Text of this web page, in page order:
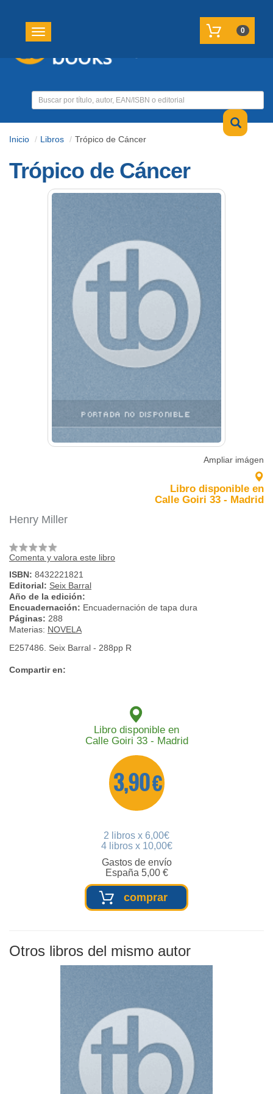
Toggle navigation 0
Inicio Libros Trópico de Cáncer
Trópico de Cáncer
Ampliar imágen
Libro disponible en
Calle Goiri 33 - Madrid
Henry Miller
Comenta y valora este libro
ISBN: 8432221821
Editorial: Seix Barral
Año de la edición:
Encuadernación: Encuadernación de tapa dura
Páginas: 288
Materias: NOVELA
E257486. Seix Barral - 288pp R
Compartir en:
Libro disponible en
Calle Goiri 33 - Madrid
3,90 €
2 libros x 6,00€
4 libros x 10,00€
Gastos de envío
España 5,00 €
comprar
Otros libros del mismo autor